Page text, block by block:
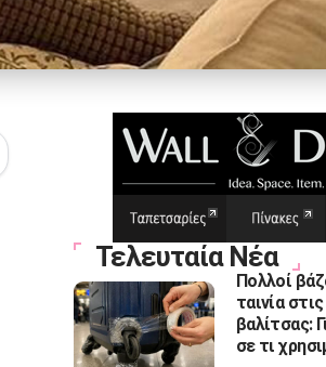
Τελευταία Νέα
Πολλοί
ταινία
βαλίτσας:
σε τι